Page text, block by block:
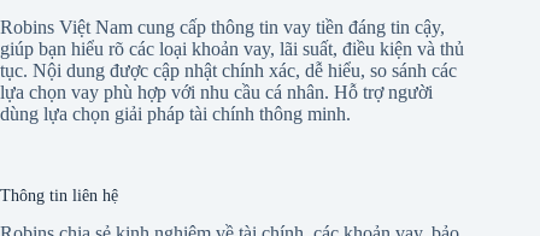
Robins Việt Nam cung cấp thông tin vay tiền đáng tin cậy,
giúp bạn hiểu rõ các loại khoản vay, lãi suất, điều kiện và thủ
tục. Nội dung được cập nhật chính xác, dễ hiểu, so sánh các
lựa chọn vay phù hợp với nhu cầu cá nhân. Hỗ trợ người
dùng lựa chọn giải pháp tài chính thông minh.
Thông tin liên hệ